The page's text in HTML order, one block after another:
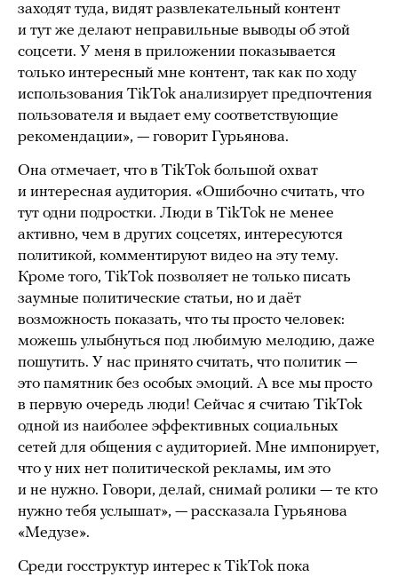
заходят туда, видят развлекательный контент
и тут же делают неправильные выводы об этой
соцсети. У меня в приложении показывается
только интересный мне контент, так как по ходу
использования TikTok анализирует предпочтения
пользователя и выдает ему соответствующие
рекомендации», — говорит Гурьянова.
Она отмечает, что в TikTok большой охват
и интересная аудитория. «Ошибочно считать, что
тут одни подростки. Люди в TikTok не менее
активно, чем в других соцсетях, интересуются
политикой, комментируют видео на эту тему.
Кроме того, TikTok позволяет не только писать
заумные политические статьи, но и даёт
возможность показать, что ты просто человек:
можешь улыбнуться под любимую мелодию, даже
пошутить. У нас принято считать, что политик —
это памятник без особых эмоций. А все мы просто
в первую очередь люди! Сейчас я считаю TikTok
одной из наиболее эффективных социальных
сетей для общения с аудиторией. Мне импонирует,
что у них нет политической рекламы, им это
и не нужно. Говори, делай, снимай ролики — те кто
нужно тебя услышат», — рассказала Гурьянова
«Медузе».
Среди госструктур интерес к TikTok пока